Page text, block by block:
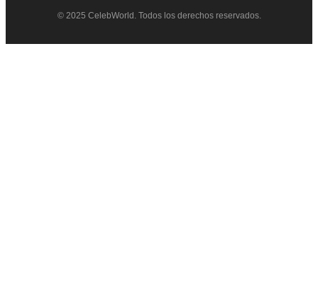
© 2025 CelebWorld. Todos los derechos reservados.